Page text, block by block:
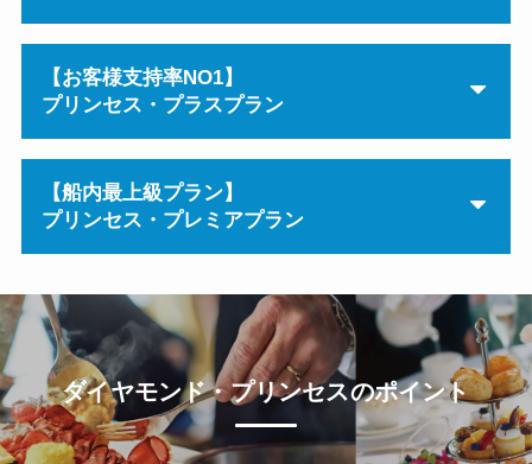
【お客様支持率NO1】
プリンセス・プラスプラン
【船内最上級プラン】
プリンセス・プレミアプラン
ダイヤモンド・プリンセスのポイント